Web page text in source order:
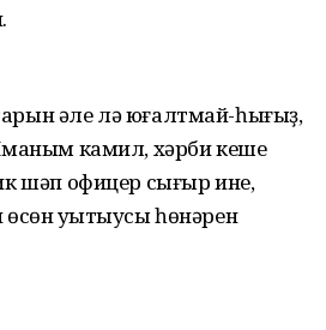
әле лә юғалтмай-һығыҙ,
камил, хәрби кеше
шәп офицер сығыр ине,
уҡытыусы һөнәрен